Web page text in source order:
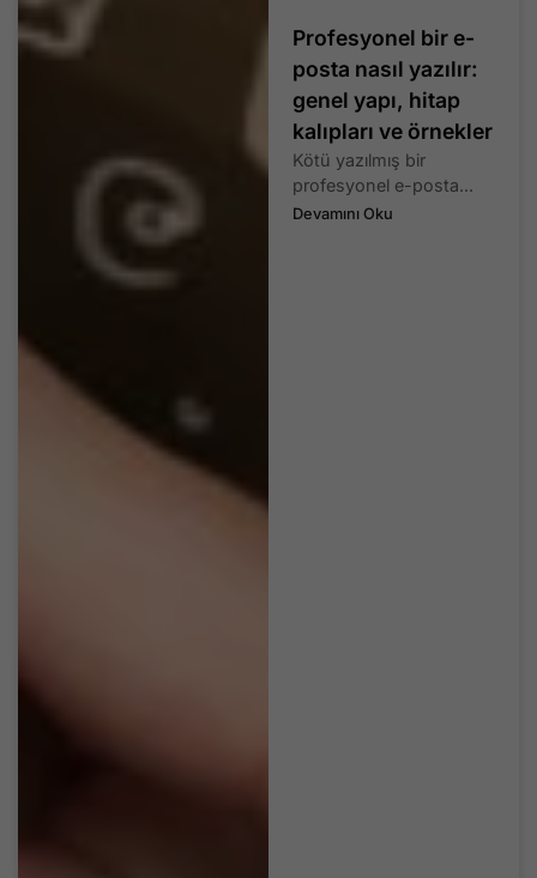
Profesyonel bir e-
posta nasıl yazılır:
genel yapı, hitap
kalıpları ve örnekler
Kötü yazılmış bir
profesyonel e-posta...
Devamını Oku